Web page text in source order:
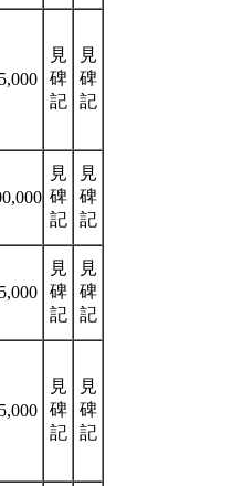
見
碑
記
見
碑
記
見
碑
記
見
碑
記
見
碑
記
見
碑
記
見
碑
記
見
碑
記